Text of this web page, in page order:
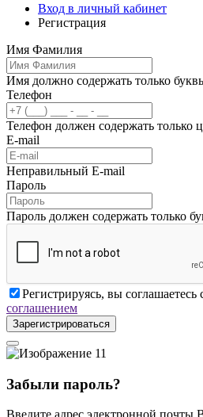
Вход в личный кабинет
Регистрация
Имя Фамилия
Имя должно содержать только
Телефон
Телефон должен содержать только
E-mail
Неправильный E-mail
Пароль
Пароль должен содержать только
Регистрируясь, вы соглашаетесь
соглашением
Зарегистрироваться
Забыли пароль?